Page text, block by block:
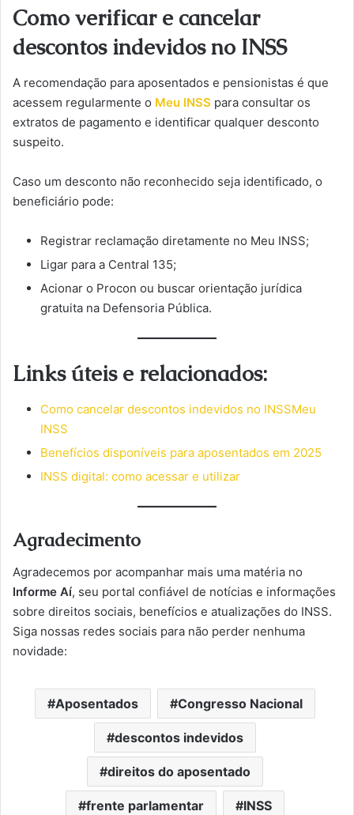
Como verificar e cancelar
descontos indevidos no INSS
A recomendação para aposentados e pensionistas é que
acessem regularmente o Meu INSS para consultar os
extratos de pagamento e identificar qualquer desconto
suspeito.
Caso um desconto não reconhecido seja identificado, o
beneficiário pode:
Registrar reclamação diretamente no Meu INSS;
Ligar para a Central 135;
Acionar o Procon ou buscar orientação jurídica
gratuita na Defensoria Pública.
Links úteis e relacionados:
Como cancelar descontos indevidos no INSSMeu
INSS
Benefícios disponíveis para aposentados em 2025
INSS digital: como acessar e utilizar
Agradecimento
Agradecemos por acompanhar mais uma matéria no
Informe Aí, seu portal confiável de notícias e informações
sobre direitos sociais, benefícios e atualizações do INSS.
Siga nossas redes sociais para não perder nenhuma
novidade:
Aposentados Congresso Nacional
descontos indevidos
direitos do aposentado
frente parlamentar INSS